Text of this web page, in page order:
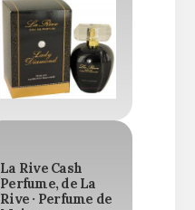
La Rive Cash
Perfume, de La
Rive · Perfume de